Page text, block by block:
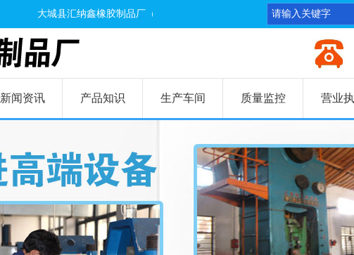
大城县汇纳鑫橡胶制品厂（下设天津汇纳鑫分厂,天津波鸿分厂）始建于
新闻资讯 产品知识 生产车间 质量监控 营业